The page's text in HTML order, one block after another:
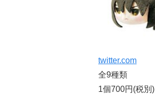
twitter.com
全9種類
1個700円(税別)